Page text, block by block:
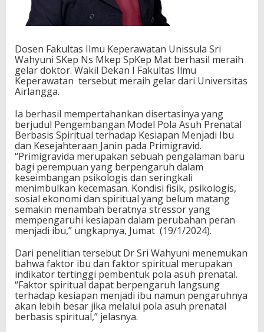
Dosen Fakultas Ilmu Keperawatan Unissula Sri
Wahyuni SKep Ns Mkep SpKep Mat berhasil meraih
gelar doktor. Wakil Dekan I Fakultas Ilmu
Keperawatan tersebut meraih gelar dari Universitas
Airlangga.
Ia berhasil mempertahankan disertasinya yang
berjudul Pengembangan Model Pola Asuh Prenatal
Berbasis Spiritual terhadap Kesiapan Menjadi Ibu
dan Kesejahteraan Janin pada Primigravid.
“Primigravida merupakan sebuah pengalaman baru
bagi perempuan yang berpengaruh dalam
keseimbangan psikologis dan seringkali
menimbulkan kecemasan. Kondisi fisik, psikologis,
sosial ekonomi dan spiritual yang belum matang
semakin menambah beratnya stressor yang
mempengaruhi kesiapan dalam perubahan peran
menjadi ibu,” ungkapnya, Jumat (19/1/2024).
Dari penelitian tersebut Dr Sri Wahyuni menemukan
bahwa faktor ibu dan faktor spiritual merupakan
indikator tertinggi pembentuk pola asuh prenatal.
“Faktor spiritual dapat berpengaruh langsung
terhadap kesiapan menjadi ibu namun pengaruhnya
akan lebih besar jika melalui pola asuh prenatal
berbasis spiritual,” jelasnya.